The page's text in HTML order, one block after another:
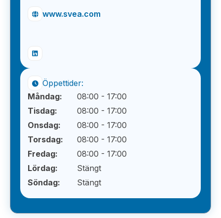
www.svea.com
Öppettider:
Måndag:
08:00 - 17:00
Tisdag:
08:00 - 17:00
Onsdag:
08:00 - 17:00
Torsdag:
08:00 - 17:00
Fredag:
08:00 - 17:00
Lördag:
Stängt
Söndag:
Stängt